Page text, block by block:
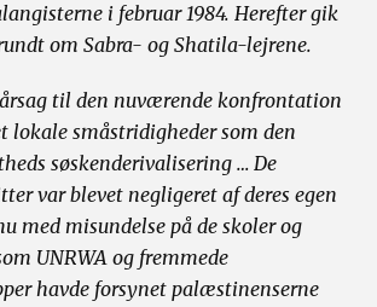
i februar 1984. Herefter gik
om Sabra- og Shatila-lejrene.
årsag til den nuværende konfrontation
lokale småstridigheder som den
søskenderivalisering … De
var blevet negligeret af deres egen
med misundelse på de skoler og
UNRWA og fremmede
havde forsynet palæstinenserne